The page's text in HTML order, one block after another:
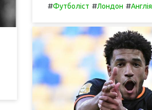
#Футболіст #Лондон #Англія